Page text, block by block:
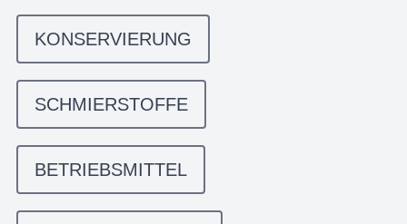
KONSERVIERUNG
SCHMIERSTOFFE
BETRIEBSMITTEL